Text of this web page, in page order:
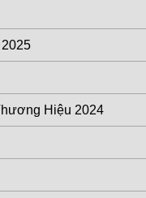
Hiệu 2024